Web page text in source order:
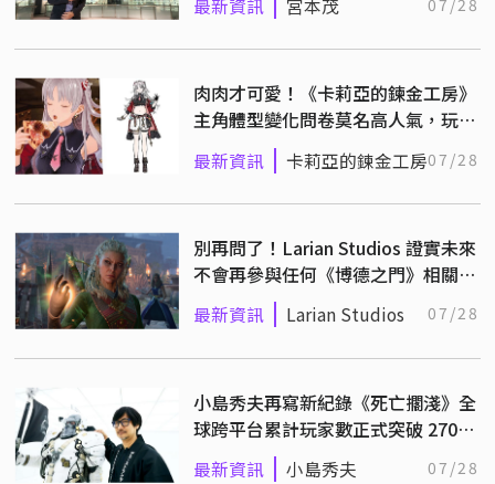
最新資訊 宮本茂
肉肉才可愛！《卡莉亞的鍊金工房》
主角體型變化問卷莫名高人氣，玩家
喊話：請務必再加大
最新資訊 卡莉亞的鍊金工房07/28
別再問了！Larian Studios 證實未來
不會再參與任何《博德之門》相關項
目的開發！
最新資訊 Larian Studios 07/28
小島秀夫再寫新紀錄《死亡擱淺》全
球跨平台累計玩家數正式突破 2700
萬！
最新資訊 小島秀夫 07/28